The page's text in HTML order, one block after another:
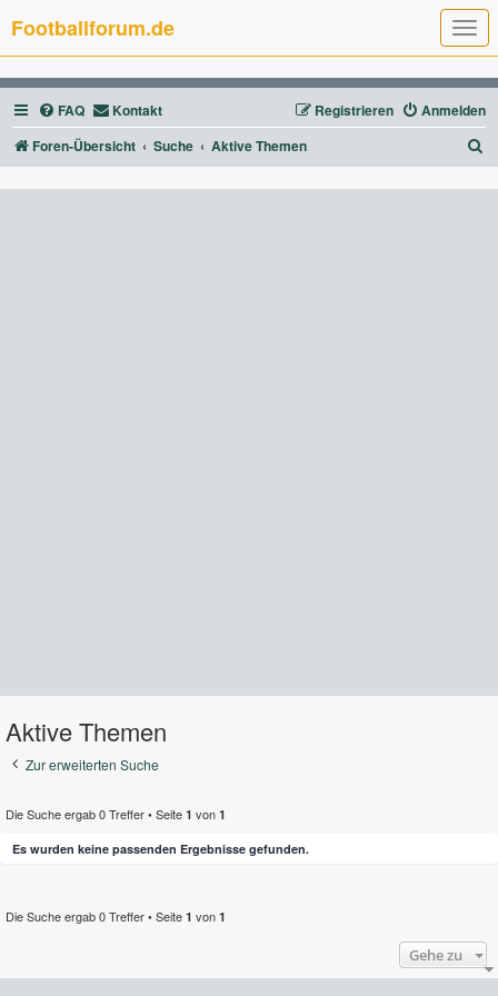
T
o
g
g
l
e
n
a
g
Footballforum.de
FAQ Kontakt Anmelden
Registrieren
Foren-Übersicht
Suche Aktive Themen
u
Aktive Themen
Zur erweiterten Suche
Die Suche ergab 0 Treffer • Seite 1 von 1
Es wurden keine passenden Ergebnisse gefunden.
Die Suche ergab 0 Treffer • Seite 1 von 1
Gehe zu